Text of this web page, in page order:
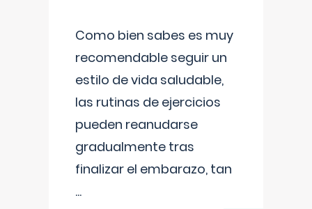
Como bien sabes es muy
recomendable seguir un
estilo de vida saludable,
las rutinas de ejercicios
pueden reanudarse
gradualmente tras
finalizar el embarazo, tan
...